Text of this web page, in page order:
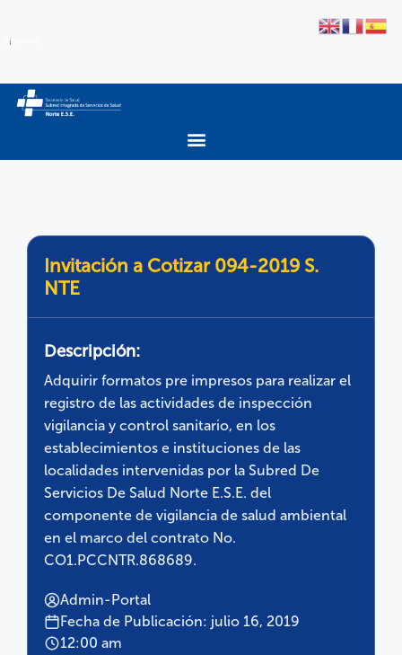
Invitación a Cotizar 094-2019 S.
NTE
Descripción:
Adquirir formatos pre impresos para realizar el
registro de las actividades de inspección
vigilancia y control sanitario, en los
establecimientos e instituciones de las
localidades intervenidas por la Subred De
Servicios De Salud Norte E.S.E. del
componente de vigilancia de salud ambiental
en el marco del contrato No.
CO1.PCCNTR.868689.
Admin-Portal
Fecha de Publicación: julio 16, 2019
12:00 am